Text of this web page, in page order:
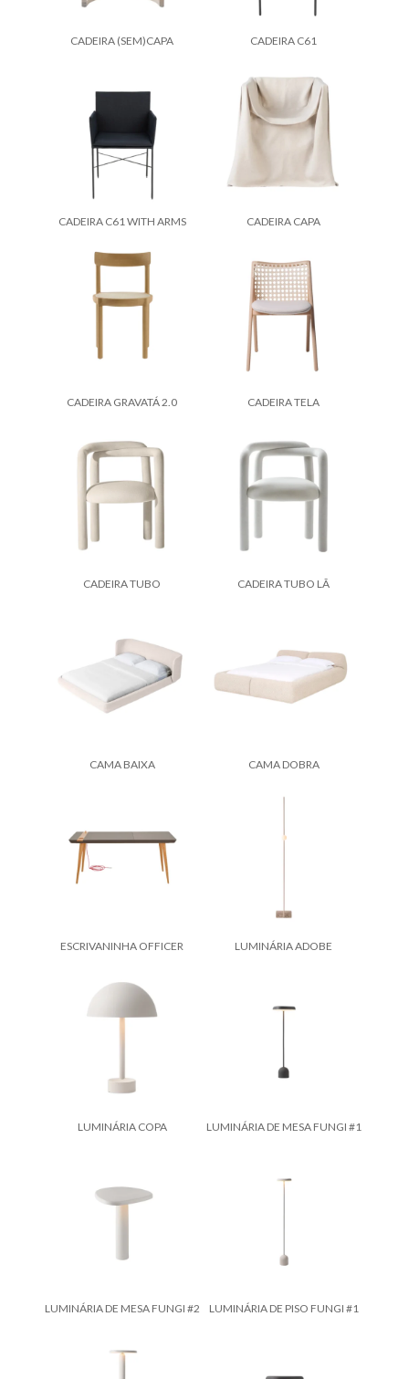
CADEIRA (SEM)CAPA CADEIRA C61
CADEIRA C61 WITH ARMS CADEIRA CAPA
CADEIRA GRAVATÁ 2.0 CADEIRA TELA
CADEIRA TUBO CADEIRA TUBO LÃ
CAMA BAIXA CAMA DOBRA
ESCRIVANINHA OFFICER LUMINÁRIA ADOBE
LUMINÁRIA COPA LUMINÁRIA DE MESA FUNGI #1
LUMINÁRIA DE MESA FUNGI #2 LUMINÁRIA DE PISO FUNGI #1